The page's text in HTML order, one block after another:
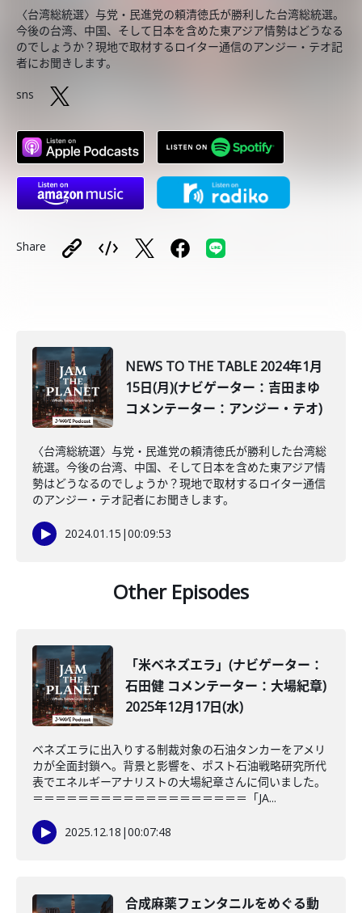
〈台湾総統選〉与党・民進党の頼清徳氏が勝利した台湾総統選。
今後の台湾、中国、そして日本を含めた東アジア情勢はどうなる
のでしょうか？現地で取材するロイター通信のアンジー・テオ記
者にお聞きします。
sns
Share
NEWS TO THE TABLE 2024年1月
15日(月)(ナビゲーター：吉田まゆ
コメンテーター：アンジー・テオ)
〈台湾総統選〉与党・民進党の頼清徳氏が勝利した台湾総
統選。今後の台湾、中国、そして日本を含めた東アジア情
勢はどうなるのでしょうか？現地で取材するロイター通信
のアンジー・テオ記者にお聞きします。
2024.01.15 |00:09:53
Other Episodes
「米ベネズエラ」(ナビゲーター：
石田健 コメンテーター：大場紀章)
2025年12月17日(水)
ベネズエラに出入りする制裁対象の石油タンカーをアメリ
カが全面封鎖へ。背景と影響を、ポスト石油戦略研究所代
表でエネルギーアナリストの大場紀章さんに伺いました。
＝＝＝＝＝＝＝＝＝＝＝＝＝＝＝＝＝＝＝「JA...
2025.12.18 |00:07:48
合成麻薬フェンタニルをめぐる動